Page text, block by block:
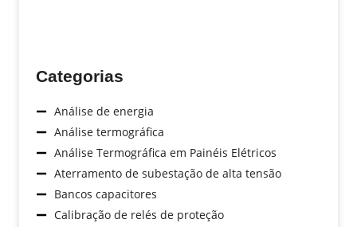
Categorias
Análise de energia
Análise termográfica
Análise Termográfica em Painéis Elétricos
Aterramento de subestação de alta tensão
Bancos capacitores
Calibração de relés de proteção